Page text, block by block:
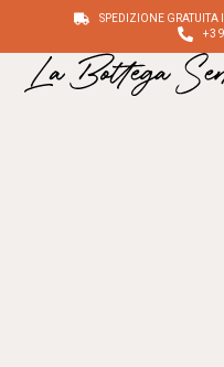
SPEDIZIONE GRATUITA